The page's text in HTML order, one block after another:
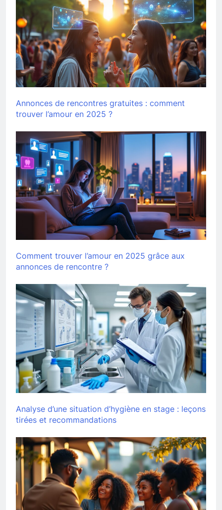
Annonces de rencontres gratuites : comment
trouver l’amour en 2025 ?
Comment trouver l’amour en 2025 grâce aux
annonces de rencontre ?
Analyse d’une situation d’hygiène en stage : leçons
tirées et recommandations